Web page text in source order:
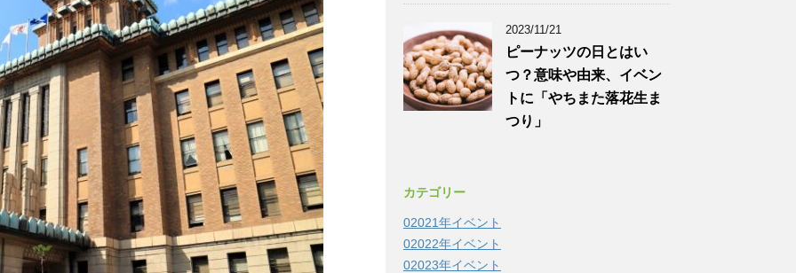
2023/11/21
ピーナッツの日とはい
つ？意味や由来、イベン
トに「やちまた落花生ま
つり」
カテゴリー
02021年イベント
02022年イベント
02023年イベント